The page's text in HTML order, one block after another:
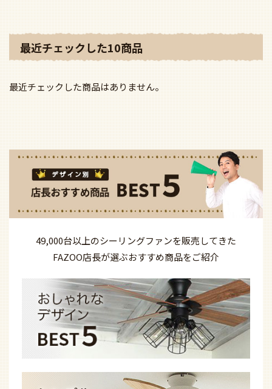
最近チェックした10商品
最近チェックした商品はありません。
49,000台以上のシーリングファンを販売してきた
FAZOO店長が選ぶおすすめ商品をご紹介